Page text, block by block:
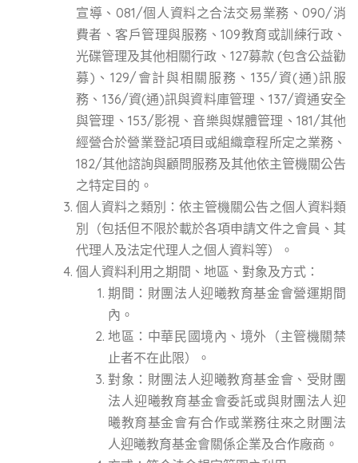
宣導、081/個人資料之合法交易業務、090/消
費者、客戶管理與服務、109教育或訓練行政、
光碟管理及其他相關行政、127募款 (包含公益勸
募)、129/會計與相關服務、135/資(通)訊服
務、136/資(通)訊與資料庫管理、137/資通安全
與管理、153/影視、音樂與媒體管理、181/其他
經營合於營業登記項目或組織章程所定之業務、
182/其他諮詢與顧問服務及其他依主管機關公告
之特定目的。
個人資料之類別：依主管機關公告之個人資料類
別（包括但不限於載於各項申請文件之會員、其
代理人及法定代理人之個人資料等）。
個人資料利用之期間、地區、對象及方式：
期間：財團法人迎曦教育基金會營運期間
內。
地區：中華民國境內、境外（主管機關禁
止者不在此限）。
對象：財團法人迎曦教育基金會、受財團
法人迎曦教育基金會委託或與財團法人迎
曦教育基金會有合作或業務往來之財團法
人迎曦教育基金會關係企業及合作廠商。